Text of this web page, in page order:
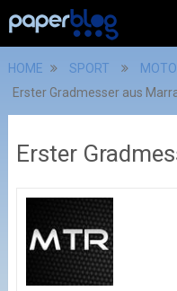
HOME SPORT
Erster Gradmesser aus
Erster